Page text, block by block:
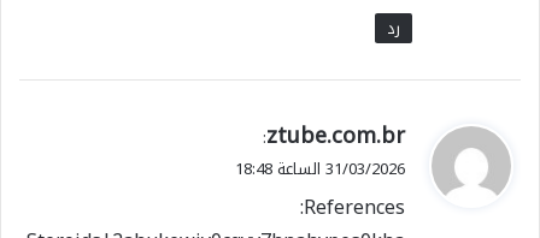
رد
ي
ق
ل
ztube.com.br
:
31/03/2026 الساعة 18:48
References: